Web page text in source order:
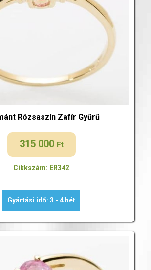
Rózsaszín Zafír Gyűrű
315 000 Ft
Cikkszám: ER342
Gyártási idő: 3 - 4 hét